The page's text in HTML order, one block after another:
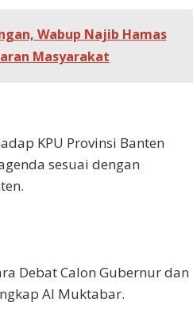
Wabup Najib Hamas
Masyarakat
KPU Provinsi Banten
sesuai dengan
Debat Calon Gubernur dan
Al Muktabar.